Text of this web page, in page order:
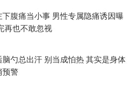
下腹痛当小事 男性专属隐痛诱因曝
再也不敢忽视
脑勺总出汗 别当成怕热 其实是身体
预警